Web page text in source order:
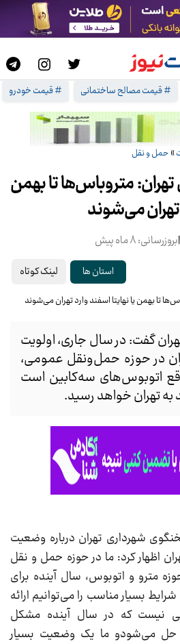
# قیمت مصالح ساختمانی # قیمت خودرو
» حمل و نقل
متروباس‌ها تا بهمن
تهران می‌شوند
|بروزرسانی: 8 ماه پیش
استان ها لینک کوتاه
گفت: در سال جاری، اولویت
در حوزه حمل‌ونقل عمومی،
اتوبوس‌های سه‌کابین است
تهران خواهد رسید.
شهرداری تهران درباره وضعیت
اظهار کرد: ما در حوزه حمل و نقل
مترو و اتوبوس، سال آینده برای
بسیار مناسب را می‌توانیم ارائه
نیست که در سال آینده مشکل
حل می‌شودو ما یک وضعیت بسیار